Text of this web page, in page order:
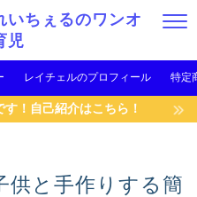
いちぇるのワンオ
児
レイチェルのプロフィール 特定
！自己紹介はこちら！
供と手作りする簡